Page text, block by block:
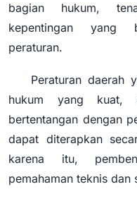
bagian hukum,
kepentingan yang
peraturan.
Peraturan daerah
hukum yang kuat,
bertentangan dengan
dapat diterapkan
karena itu,
pemahaman teknis dan